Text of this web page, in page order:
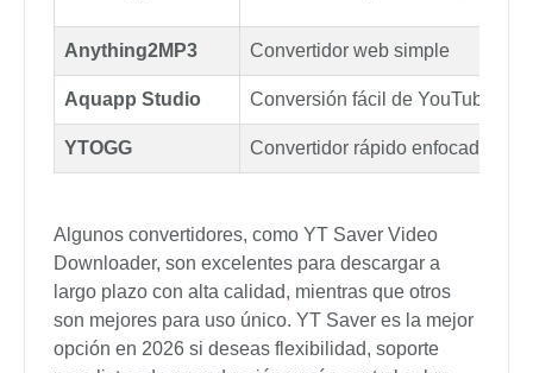
pros y contras.
Convertidor Característica Principal
YT Saver
VLC Media Player
Reproductor multimedia gratuito,
formatos
Any Video
Converter
Descarga y convierte videos de